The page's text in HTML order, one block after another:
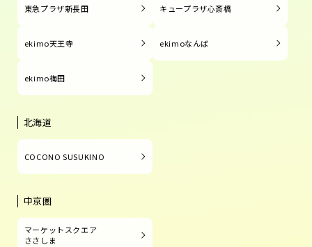
東急プラザ新長田 キュープラザ心斎橋
ekimo天王寺 ekimoなんば
ekimo梅田
北海道
COCONO SUSUKINO
中京圏
マーケットスクエア
ささしま